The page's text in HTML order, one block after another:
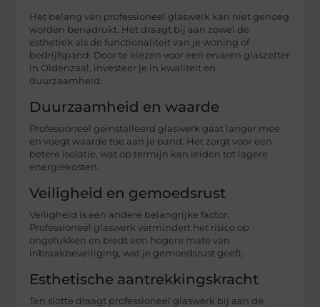
Het belang van professioneel glaswerk kan niet genoeg
worden benadrukt. Het draagt bij aan zowel de
esthetiek als de functionaliteit van je woning of
bedrijfspand. Door te kiezen voor een ervaren glaszetter
in Oldenzaal, investeer je in kwaliteit en
duurzaamheid.
Duurzaamheid en waarde
Professioneel geïnstalleerd glaswerk gaat langer mee
en voegt waarde toe aan je pand. Het zorgt voor een
betere isolatie, wat op termijn kan leiden tot lagere
energiekosten.
Veiligheid en gemoedsrust
Veiligheid is een andere belangrijke factor.
Professioneel glaswerk vermindert het risico op
ongelukken en biedt een hogere mate van
inbraakbeveiliging, wat je gemoedsrust geeft.
Esthetische aantrekkingskracht
Ten slotte draagt professioneel glaswerk bij aan de